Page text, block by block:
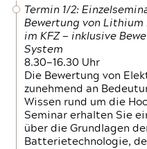
Termin 1/2:
Bewertung von Lithium
im KFZ — inklusive
System
8.30—16.30 Uhr
Die Bewertung von
zunehmend an
Wissen rund um die
Seminar erhalten Sie
über die Grundlagen
Batterietechnologie,